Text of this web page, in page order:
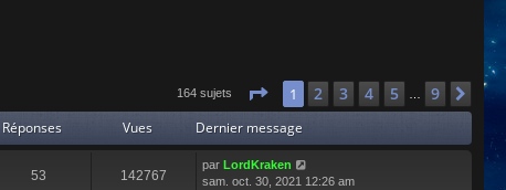
164 sujets Page 1sur
1 2 3 4 5 … 9
Réponses Vues Dernier message
53 142767
par LordKraken
sam. oct. 30, 2021 12:26 am